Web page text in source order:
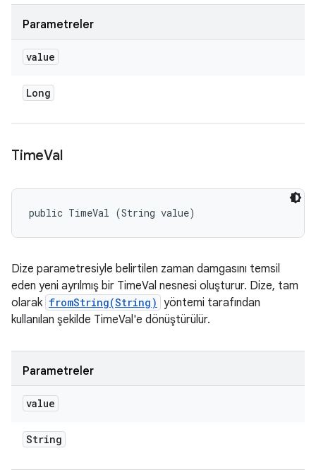
Parametreler
value
Long
TimeVal
public TimeVal (String value)
Dize parametresiyle belirtilen zaman damgasını temsil
eden yeni ayrılmış bir TimeVal nesnesi oluşturur. Dize, tam
olarak fromString(String) yöntemi tarafından
kullanılan şekilde TimeVal'e dönüştürülür.
Parametreler
value
String